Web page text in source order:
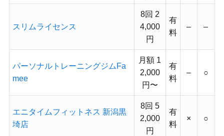
スリムライセンス
8回 2
4,000
円
有
料
– –
パーソナルトレーニングジムFa
mee
月額 1
2,000
円〜
有
料
– ○
エニタイムフィットネス 新潟黒
埼店
8回 5
2,000
円
有
料
× ○